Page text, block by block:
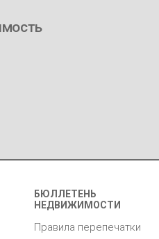
БЮЛЛЕТЕНЬ
НЕДВИЖИМОСТИ
Правила перепечатки